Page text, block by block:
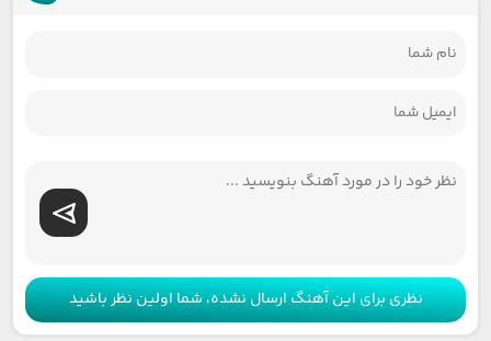
نظری برای این آهنگ ارسال نشده، شما اولین نظر باشید